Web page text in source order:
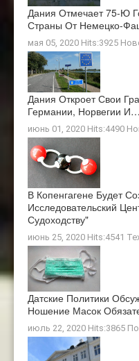
Дания Отмечает 75-Ю
Страны От Немецко-
мая 05, 2020 Hits:3925
Дания Откроет Свои
Германии, Норвегии И…
июнь 01, 2020 Hits:4490
В Копенгагене Будет
Исследовательский
Судоходству"
июнь 25, 2020 Hits:4541
Датские Политики
Ношение Масок
июль 22, 2020 Hits:3865